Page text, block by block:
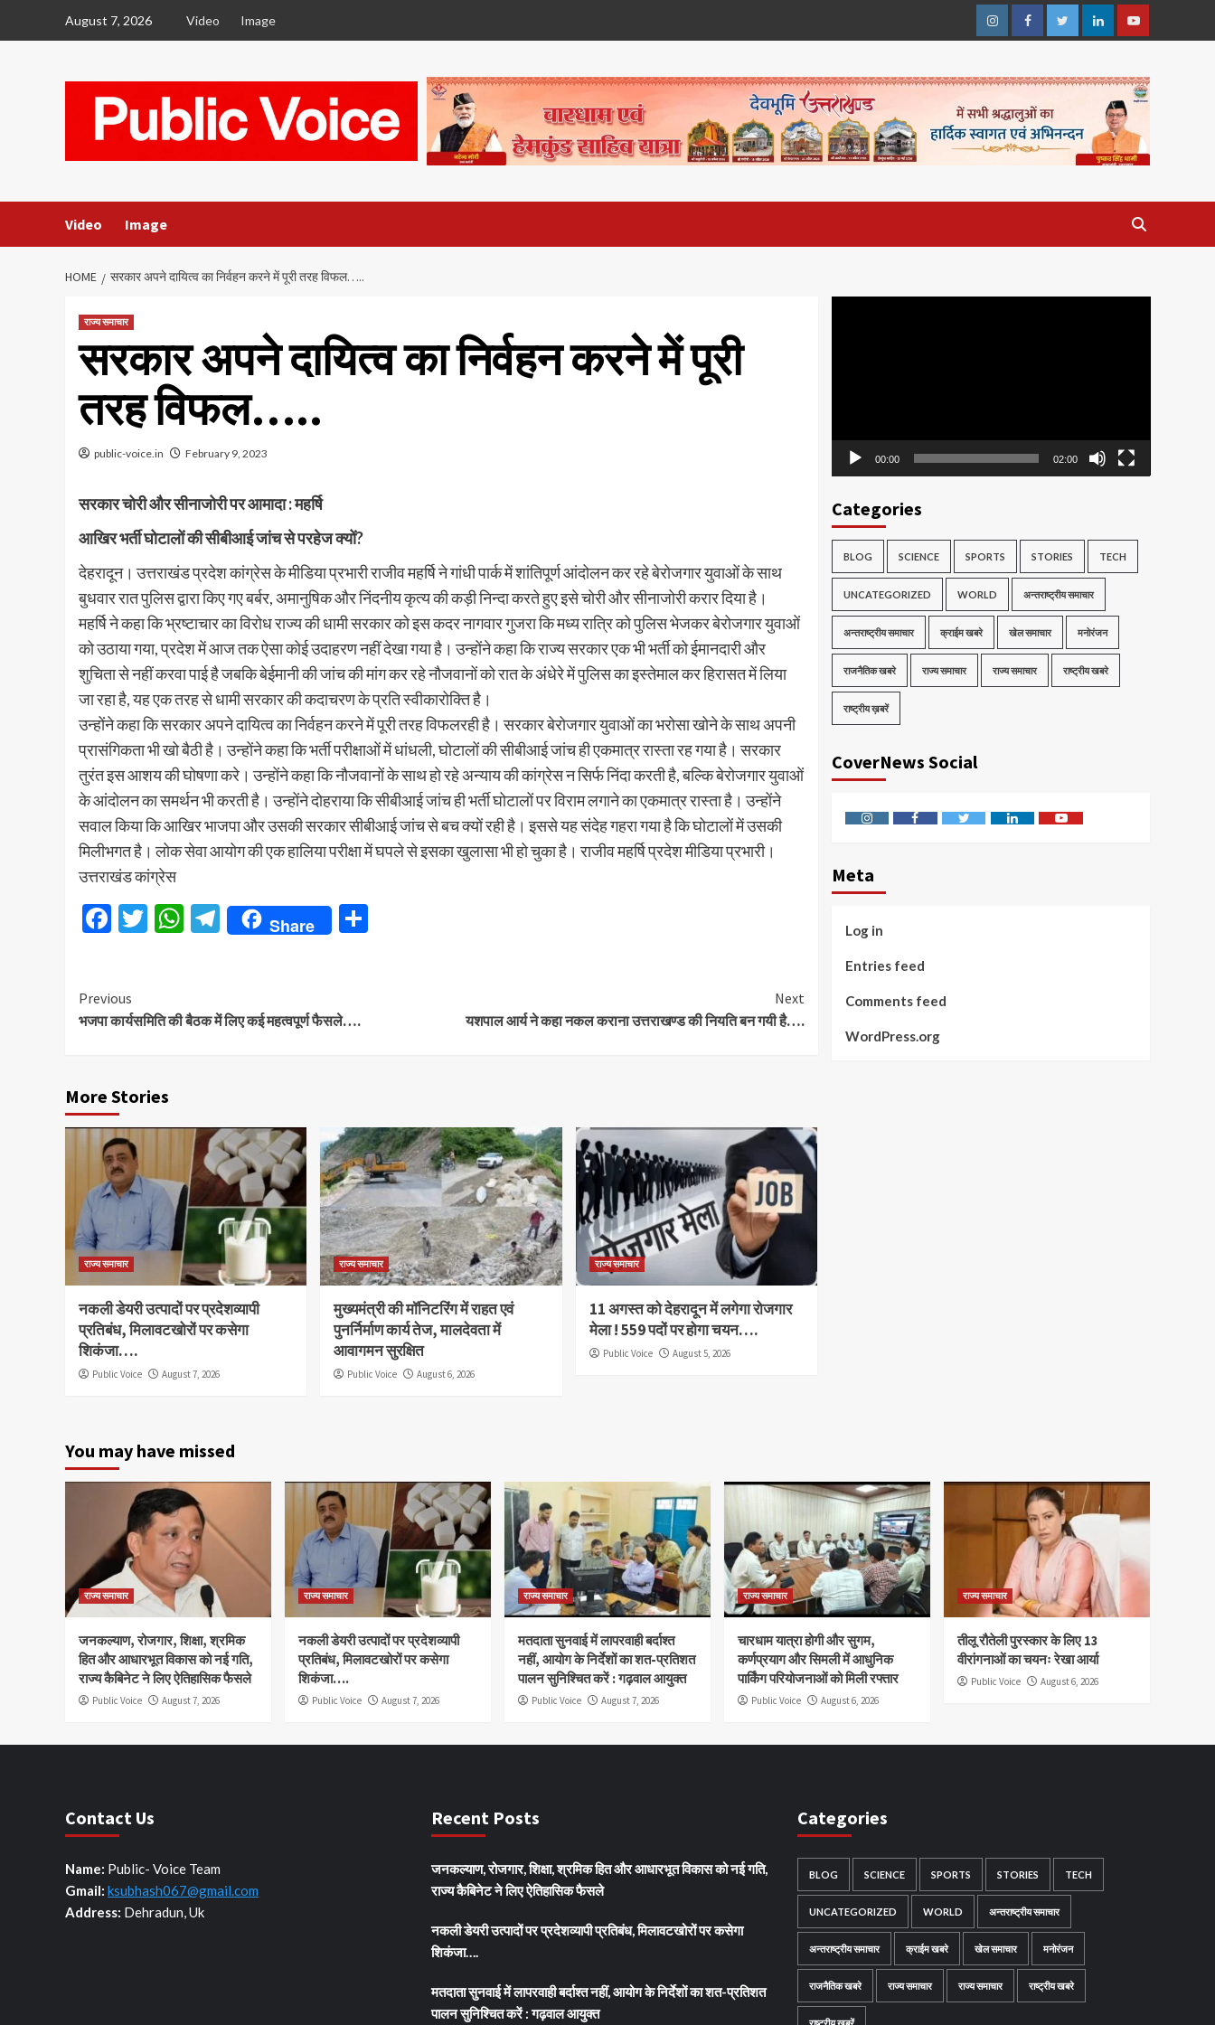
August 7, 2026 Video Image
InstagramFacebookTwitterLinkedinYoutube
Video Image
HOME सरकार अपने दायित्व का निर्वहन करने में पूरी तरह विफल…..
राज्य समाचार
सरकार अपने दायित्व का निर्वहन करने में पूरी
तरह विफल…..
public-voice.in February 9, 2023
सरकार चोरी और सीनाजोरी पर आमादा : महर्षि
आखिर भर्ती घोटालों की सीबीआई जांच से परहेज क्यों?
देहरादून। उत्तराखंड प्रदेश कांग्रेस के मीडिया प्रभारी राजीव महर्षि ने गांधी पार्क में शांतिपूर्ण आंदोलन कर रहे बेरोजगार युवाओं के साथ
बुधवार रात पुलिस द्वारा किए गए बर्बर, अमानुषिक और निंदनीय कृत्य की कड़ी निन्दा करते हुए इसे चोरी और सीनाजोरी करार दिया है।
महर्षि ने कहा कि भ्रष्टाचार का विरोध राज्य की धामी सरकार को इस कदर नागवार गुजरा कि मध्य रात्रि को पुलिस भेजकर बेरोजगार युवाओं
को उठाया गया, प्रदेश में आज तक ऐसा कोई उदाहरण नहीं देखा गया है। उन्होंने कहा कि राज्य सरकार एक भी भर्ती को ईमानदारी और
शुचिता से नहीं करवा पाई है जबकि बेईमानी की जांच की मांग कर रहे नौजवानों को रात के अंधेरे में पुलिस का इस्तेमाल कर हिरासत में लिया
जा रहा है, यह एक तरह से धामी सरकार की कदाचरण के प्रति स्वीकारोक्ति है।
उन्होंने कहा कि सरकार अपने दायित्व का निर्वहन करने में पूरी तरह विफलरही है। सरकार बेरोजगार युवाओं का भरोसा खोने के साथ अपनी
प्रासंगिकता भी खो बैठी है। उन्होंने कहा कि भर्ती परीक्षाओं में धांधली, घोटालों की सीबीआई जांच ही एकमात्र रास्ता रह गया है। सरकार
तुरंत इस आशय की घोषणा करे। उन्होंने कहा कि नौजवानों के साथ हो रहे अन्याय की कांग्रेस न सिर्फ निंदा करती है, बल्कि बेरोजगार युवाओं
के आंदोलन का समर्थन भी करती है। उन्होंने दोहराया कि सीबीआई जांच ही भर्ती घोटालों पर विराम लगाने का एकमात्र रास्ता है। उन्होंने
सवाल किया कि आखिर भाजपा और उसकी सरकार सीबीआई जांच से बच क्यों रही है। इससे यह संदेह गहरा गया है कि घोटालों में उसकी
मिलीभगत है। लोक सेवा आयोग की एक हालिया परीक्षा में घपले से इसका खुलासा भी हो चुका है। राजीव महर्षि प्रदेश मीडिया प्रभारी।
उत्तराखंड कांग्रेस
Facebook
Twitter
WhatsApp
Telegram
Share
Continue
Reading
Previous
भजपा कार्यसमिति की बैठक में लिए कई महत्वपूर्ण फैसले….
Next
यशपाल आर्य ने कहा नकल कराना उत्तराखण्ड की नियति बन गयी है….
More Stories
राज्य समाचार
नकली डेयरी उत्पादों पर प्रदेशव्यापी
प्रतिबंध, मिलावटखोरों पर कसेगा
शिकंजा….
Public Voice August 7, 2026
राज्य समाचार
मुख्यमंत्री की मॉनिटरिंग में राहत एवं
पुनर्निर्माण कार्य तेज, मालदेवता में
आवागमन सुरक्षित
Public Voice August 6, 2026
राज्य समाचार
11 अगस्त को देहरादून में लगेगा रोजगार
मेला ! 559 पदों पर होगा चयन….
Public Voice August 5, 2026
00:00 02:00
Categories
BLOG SCIENCE SPORTS STORIES TECH
UNCATEGORIZED WORLD अन्तराष्ट्रीय समाचार
अन्तराष्ट्रीय समाचार क्राईम खबरे खेल समाचार मनोरंजन
राजनैतिक खबरे राज्य समाचार राज्य समाचार राष्ट्रीय खबरे
राष्ट्रीय ख़बरें
CoverNews Social
InstagramFacebookTwitter LinkedinYoutube
Meta
Log in
Entries feed
Comments feed
WordPress.org
You may have missed
राज्य समाचार
जनकल्याण, रोजगार, शिक्षा, श्रमिक
हित और आधारभूत विकास को नई गति,
राज्य कैबिनेट ने लिए ऐतिहासिक फैसले
Public Voice August 7, 2026
राज्य समाचार
नकली डेयरी उत्पादों पर प्रदेशव्यापी
प्रतिबंध, मिलावटखोरों पर कसेगा
शिकंजा….
Public Voice August 7, 2026
राज्य समाचार
मतदाता सुनवाई में लापरवाही बर्दाश्त
नहीं, आयोग के निर्देशों का शत-प्रतिशत
पालन सुनिश्चित करें : गढ़वाल आयुक्त
Public Voice August 7, 2026
राज्य समाचार
चारधाम यात्रा होगी और सुगम,
कर्णप्रयाग और सिमली में आधुनिक
पार्किंग परियोजनाओं को मिली रफ्तार
Public Voice August 6, 2026
राज्य समाचार
तीलू रौतेली पुरस्कार के लिए 13
वीरांगनाओं का चयनः रेखा आर्या
Public Voice August 6, 2026
Contact Us
Name: Public- Voice Team
Gmail: ksubhash067@gmail.com
Address: Dehradun, Uk
Recent Posts
जनकल्याण, रोजगार, शिक्षा, श्रमिक हित और आधारभूत विकास को नई गति,
राज्य कैबिनेट ने लिए ऐतिहासिक फैसले
नकली डेयरी उत्पादों पर प्रदेशव्यापी प्रतिबंध, मिलावटखोरों पर कसेगा
शिकंजा….
मतदाता सुनवाई में लापरवाही बर्दाश्त नहीं, आयोग के निर्देशों का शत-प्रतिशत
पालन सुनिश्चित करें : गढ़वाल आयुक्त
Categories
BLOG SCIENCE SPORTS STORIES TECH
UNCATEGORIZED WORLD अन्तराष्ट्रीय समाचार
अन्तराष्ट्रीय समाचार क्राईम खबरे खेल समाचार मनोरंजन
राजनैतिक खबरे राज्य समाचार राज्य समाचार राष्ट्रीय खबरे
राष्ट्रीय ख़बरें